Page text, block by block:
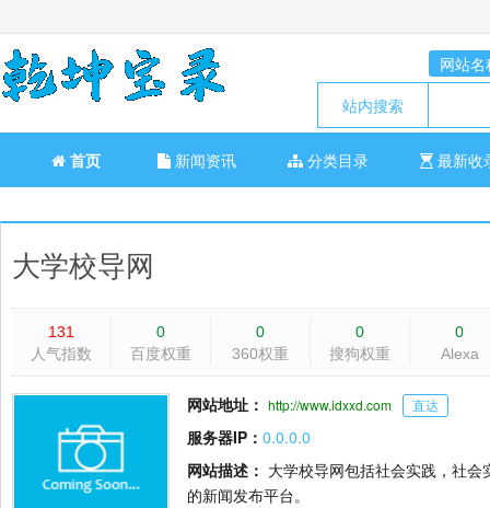
网站名
站内搜索
首页 新闻资讯 分类目录 最新收
大学校导网
131
人气指数
0
百度权重
0
360权重
0
搜狗权重
0
Alexa
网站地址： http://www.idxxd.com 直达
服务器IP： 0.0.0.0
网站描述： 大学校导网包括社会实践，社
的新闻发布平台。